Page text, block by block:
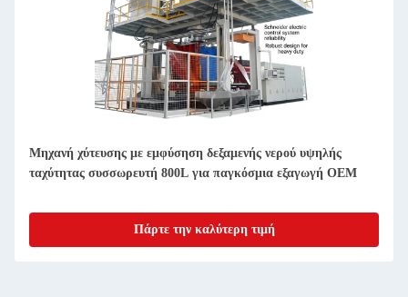
Μηχανή χύτευσης με εμφύσηση δεξαμενής νερού υψηλής
ταχύτητας συσσωρευτή 800L για παγκόσμια εξαγωγή OEM
Πάρτε την καλύτερη τιμή